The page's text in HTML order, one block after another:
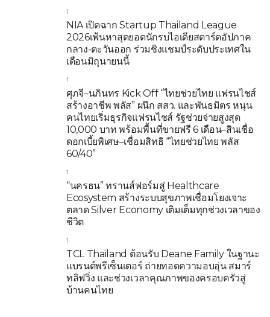
1
NIA เปิดฉาก Startup Thailand League
2026เฟ้นหาสุดยอดนักรบไอเดียสตาร์ตอัปภาค
กลาง-ตะวันออก ร่วมชิงแชมป์ระดับประเทศใน
เดือนมิถุนายนนี้
1
ศุภจี–นภินทร Kick Off “ไทยช่วยไทย แฟรนไชส์
สร้างอาชีพ พลัส” ผนึก สสว. และพันธมิตร หนุน
คนไทยเริ่มธุรกิจแฟรนไชส์ รัฐช่วยจ่ายสูงสุด
10,000 บาท พร้อมพื้นที่ขายฟรี 6 เดือน–สินเชื่อ
ดอกเบี้ยพิเศษ–เชื่อมสิทธิ “ไทยช่วยไทย พลัส
60/40”
1
“นครธน” ทรานส์ฟอร์มสู่ Healthcare
Ecosystem สร้างระบบสุขภาพเชื่อมโยงเจาะ
ตลาด Silver Economy เติมเต็มทุกช่วงเวลาของ
ชีวิต
1
TCL Thailand ต้อนรับ Deane Family ในฐานะ
แบรนด์พรีเซ็นเตอร์ ถ่ายทอดความอบอุ่น สมาร์
ทลิฟวิ่ง และช่วงเวลาคุณภาพของครอบครัวสู่
บ้านคนไทย